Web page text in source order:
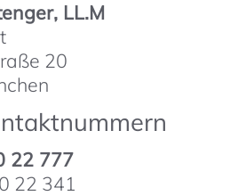
LL.M
20
22 777
22 341